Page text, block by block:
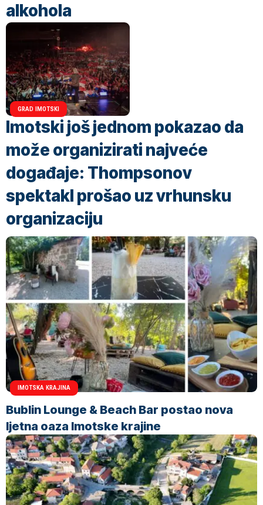
alkohola
GRAD IMOTSKI
Imotski još jednom pokazao da
može organizirati najveće
događaje: Thompsonov
spektakl prošao uz vrhunsku
organizaciju
IMOTSKA KRAJINA
Bublin Lounge & Beach Bar postao nova
ljetna oaza Imotske krajine